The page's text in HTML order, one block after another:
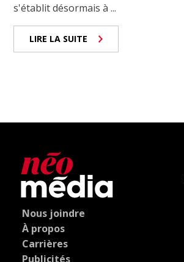
s'établit désormais à ...
LIRE LA SUITE
Nous joindre
À propos
Carrières
Publicités